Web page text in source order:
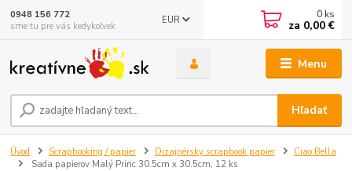
Menu
EUR
Hľadať
0948 156 772
sme tu pre vás kedykoľvek
0 ks
za 0,00 €
Úvod Scrapbooking / papier Dizajnérsky scrapbook papier
Ciao Bella
Sada papierov Malý Princ 30.5cm x 30.5cm, 12 ks